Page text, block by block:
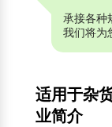
承接各种
我们将为
适用于杂
业简介